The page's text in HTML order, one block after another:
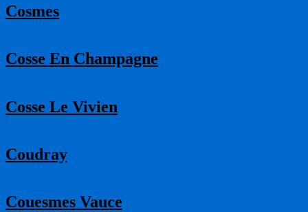
Cosmes
Cosse En Champagne
Cosse Le Vivien
Coudray
Couesmes Vauce